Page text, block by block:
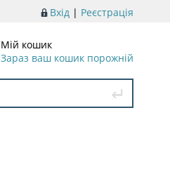
Вхід | Реєстрація
Мій кошик
Зараз ваш кошик порожній